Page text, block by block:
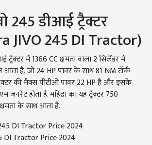
245 डीआई ट्रैक्टर
JIVO 245 DI Tractor)
ट्रैक्टर में 1366 CC क्षमता वाला 2 सिलेंडर में
है, जो 24 HP पावर के साथ 81 NM टॉर्क
की मैक्स पीटीओ पावर 22 HP है और इसके
होता है. महिंद्रा का यह ट्रैक्टर 750
के साथ आता है.
DI Tractor Price 2024